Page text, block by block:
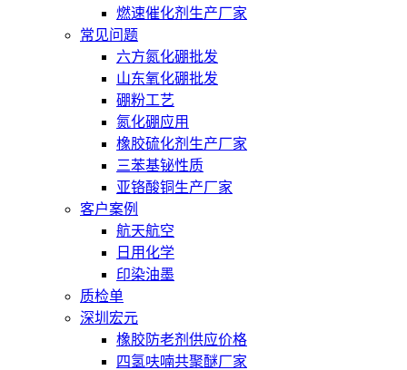
燃速催化剂生产厂家
常见问题
六方氮化硼批发
山东氧化硼批发
硼粉工艺
氮化硼应用
橡胶硫化剂生产厂家
三苯基铋性质
亚铬酸铜生产厂家
客户案例
航天航空
日用化学
印染油墨
质检单
深圳宏元
橡胶防老剂供应价格
四氢呋喃共聚醚厂家